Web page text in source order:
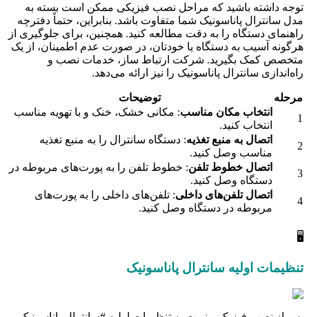
توجه داشته باشید که مراحل نصب فیزیکی ممکن است بسته به
مدل سانترال پاناسونیک شما متفاوت باشد. بنابراین، حتماً دفترچه
راهنمای دستگاه را به دقت مطالعه کنید. همچنین، برای جلوگیری از
هرگونه آسیب به دستگاه یا خودتان، در صورت عدم اطمینان، از یک
متخصص کمک بگیرید. شرکت ارتباط ساز، خدمات نصب و
راه‌اندازی سانترال پاناسونیک را نیز ارائه می‌دهد.
مرحله
توضیحات
1
انتخاب مکان مناسب: مکانی خشک، خنک و با تهویه مناسب
انتخاب کنید.
2
اتصال به منبع تغذیه: دستگاه سانترال را به منبع تغذیه
مناسب وصل کنید.
3
اتصال خطوط تلفن: خطوط تلفن را به پورت‌های مربوطه در
دستگاه وصل کنید.
4
اتصال تلفن‌های داخلی: تلفن‌های داخلی را به پورت‌های
مربوطه در دستگاه وصل کنید.
🖥
تنظیمات اولیه سانترال پاناسونیک